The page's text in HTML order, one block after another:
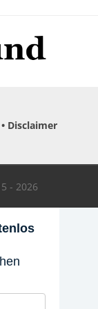
Disclaimer
- 2026